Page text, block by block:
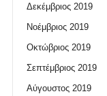
Δεκέμβριος 2019
Νοέμβριος 2019
Οκτώβριος 2019
Σεπτέμβριος 2019
Αύγουστος 2019